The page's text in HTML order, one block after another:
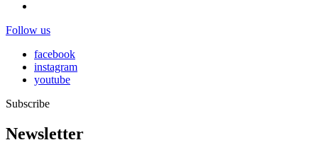
Follow us
facebook
instagram
youtube
Subscribe
Newsletter